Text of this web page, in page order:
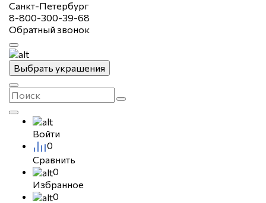
Санкт-Петербург
8-800-300-39-68
Обратный звонок
Выбрать украшения
Войти
0
Сравнить
0
Избранное
0